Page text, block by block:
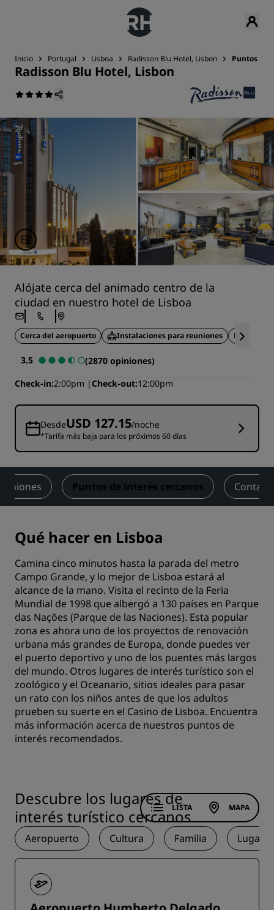
Inicio Portugal Lisboa Radisson Blu Hotel, Lisbon Puntos de
Radisson Blu Hotel, Lisbon
Alójate cerca del animado centro de la
ciudad en nuestro hotel de Lisboa
Cerca del aeropuerto Instalaciones para reuniones Entorno
3.5
(2870 opiniones)
Check-in 2:00pm Check-out 12:00pm
DesdeUSD 127.15/noche
*Tarifa más baja para los próximos 60 días
Puntos de interés cercanos
Qué hacer en Lisboa
Camina cinco minutos hasta la parada del metro
Campo Grande, y lo mejor de Lisboa estará al
alcance de la mano. Visita el recinto de la Feria
Mundial de 1998 que albergó a 130 países en Parque
das Nações (Parque de las Naciones). Esta popular
zona es ahora uno de los proyectos de renovación
urbana más grandes de Europa, donde puedes ver
el puerto deportivo y uno de los puentes más largos
del mundo. Otros lugares de interés turístico son el
zoológico y el Oceanario, sitios ideales para pasar
un rato con los niños antes de que los adultos
prueben su suerte en el Casino de Lisboa. Encuentra
más información acerca de nuestros puntos de
interés recomendados.
Descubre los lugares de
interés turístico cercanos
Aeropuerto Cultura Familia Lugar
LISTA MAPA